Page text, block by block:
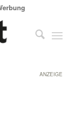
ANZEIGE